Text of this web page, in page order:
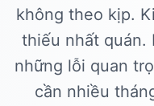
không theo kịp.
thiếu nhất quán.
những lỗi quan
cần nhiều